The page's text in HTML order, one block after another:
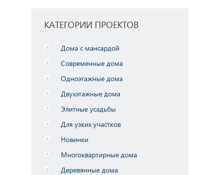
КАТЕГОРИИ ПРОЕКТОВ
Дома с мансардой
Современные дома
Одноэтажные дома
Двухэтажные дома
Элитные усадьбы
Для узких участков
Новинки
Многоквартирные дома
Деревянные дома